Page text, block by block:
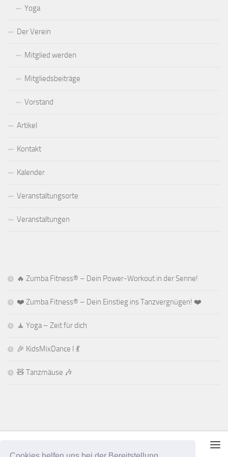
Yoga
Der Verein
Mitglied werden
Mitgliedsbeiträge
Vorstand
Artikel
Kontakt
Kalender
Veranstaltungsorte
Veranstaltungen
🔥 Zumba Fitness® – Dein Power-Workout in der Senne!
❤️ Zumba Fitness® – Dein Einstieg ins Tanzvergnügen! ❤️
🧘 Yoga – Zeit für dich
🎉 KidsMixDance I 💃
🧸 Tanzmäuse 🎶